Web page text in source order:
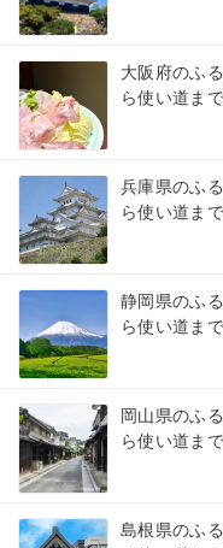
大阪府のふ
ら使い道ま
兵庫県のふ
ら使い道ま
静岡県のふ
ら使い道ま
岡山県のふ
ら使い道ま
島根県のふ